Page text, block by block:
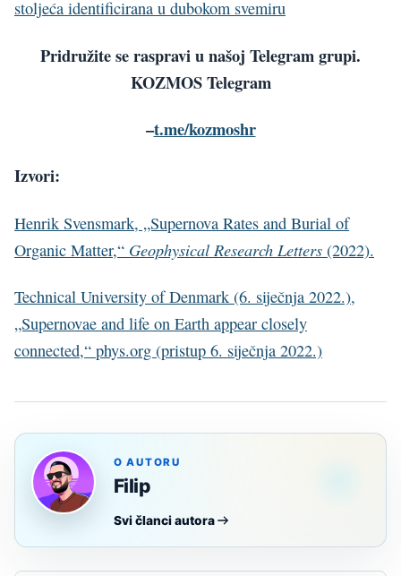
stoljeća identificirana u dubokom svemiru
Pridružite se raspravi u našoj Telegram grupi.
KOZMOS Telegram
–t.me/kozmoshr
Izvori:
Henrik Svensmark, „Supernova Rates and Burial of
Organic Matter,“ Geophysical Research Letters (2022).
Technical University of Denmark (6. siječnja 2022.),
„Supernovae and life on Earth appear closely
connected,“ phys.org (pristup 6. siječnja 2022.)
O AUTORU
Filip
Svi članci autora